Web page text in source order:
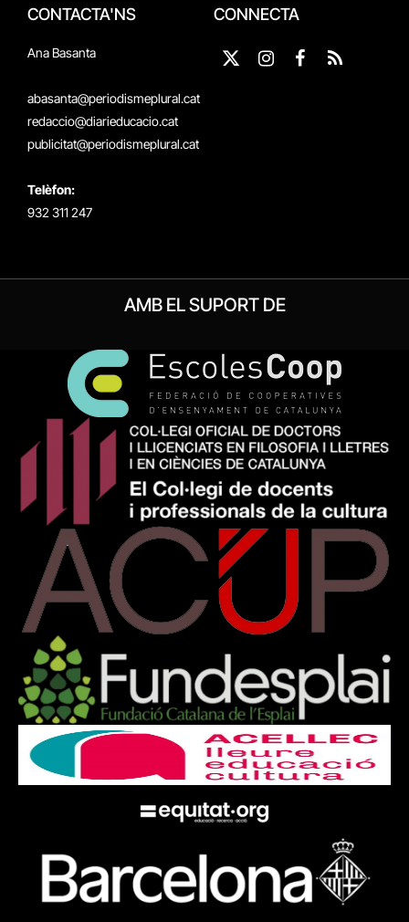
CONTACTA'NS
Ana Basanta
abasanta@periodismeplural.cat
redaccio@diarieducacio.cat
publicitat@periodismeplural.cat
Telèfon:
932 311 247
CONNECTA
X
InstagramFacebook
RSS
AMB EL SUPORT DE